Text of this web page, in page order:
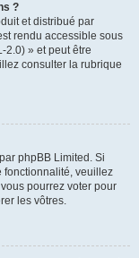
?
et distribué par
rendu accessible sous
2.0) » et peut être
consulter la rubrique
phpBB Limited. Si
fonctionnalité, veuillez
pourrez voter pour
les vôtres.